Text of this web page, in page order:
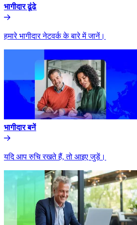
भागीदार ढूंढे​​
हमारे भागीदार नेटवर्क के बारे में जानें।​​
भागीदार बनें​​
यदि आप रुचि रखते हैं, तो आइए जुड़ें।​​